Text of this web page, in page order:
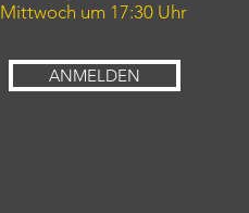
Mittwoch um 17:30 Uhr
ANMELDEN